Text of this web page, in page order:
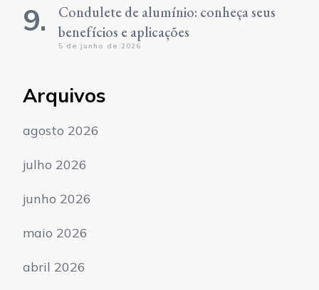
Condulete de alumínio: conheça seus
benefícios e aplicações
5 de junho de 2026
Arquivos
agosto 2026
julho 2026
junho 2026
maio 2026
abril 2026